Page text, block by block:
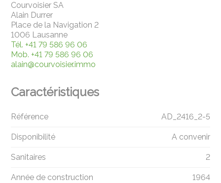
Courvoisier SA
Alain Durrer
Place de la Navigation 2
1006 Lausanne
Tél. +41 79 586 96 06
Mob. +41 79 586 96 06
alain@courvoisier.immo
Caractéristiques
Référence AD_2416_2-5
Disponibilité A convenir
Sanitaires 2
Année de construction 1964